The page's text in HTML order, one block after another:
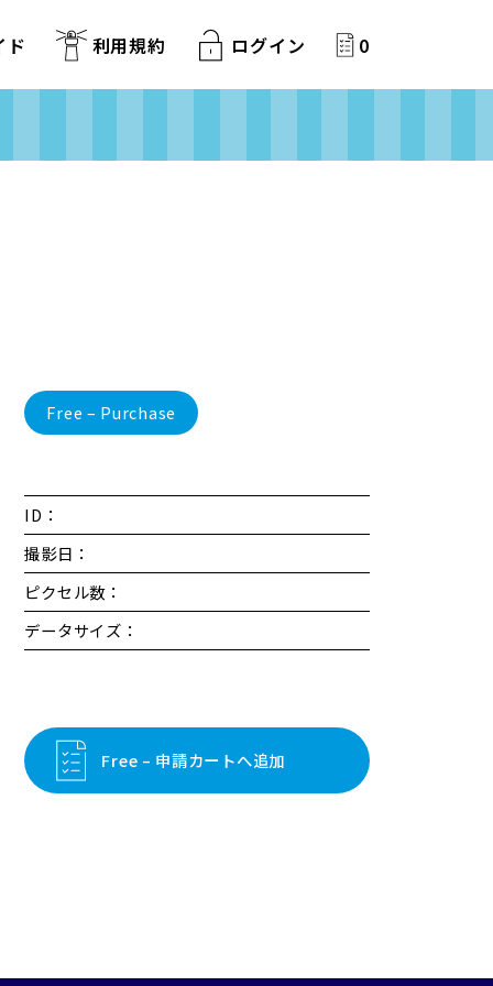
ド 利用規約 ログイン 0
Free – Purchase
ID：
撮影日：
ピクセル数：
データサイズ：
Free – 申請カートへ追加